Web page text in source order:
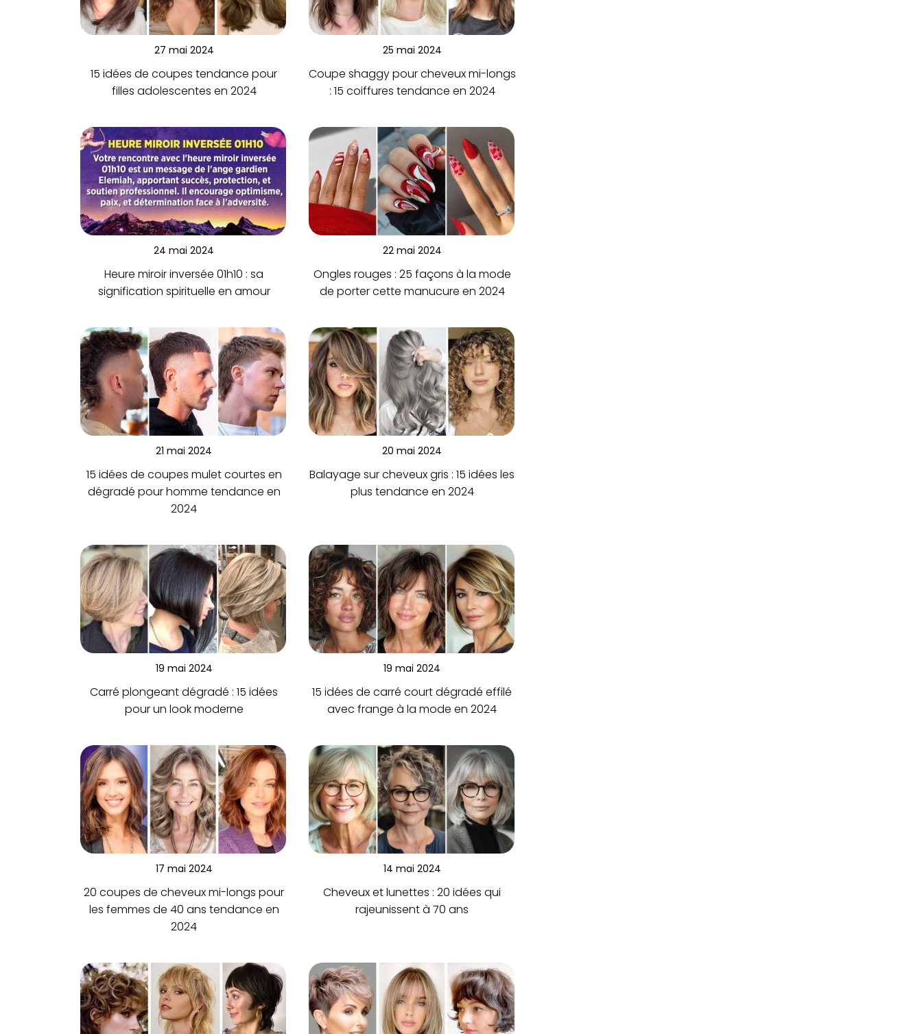
27 mai 2024
15 idées de coupes tendance pour
filles adolescentes en 2024
25 mai 2024
Coupe shaggy pour cheveux mi-longs
: 15 coiffures tendance en 2024
24 mai 2024
Heure miroir inversée 01h10 : sa
signification spirituelle en amour
22 mai 2024
Ongles rouges : 25 façons à la mode
de porter cette manucure en 2024
21 mai 2024
15 idées de coupes mulet courtes en
dégradé pour homme tendance en
2024
20 mai 2024
Balayage sur cheveux gris : 15 idées les
plus tendance en 2024
19 mai 2024
Carré plongeant dégradé : 15 idées
pour un look moderne
19 mai 2024
15 idées de carré court dégradé effilé
avec frange à la mode en 2024
17 mai 2024
20 coupes de cheveux mi-longs pour
les femmes de 40 ans tendance en
2024
14 mai 2024
Cheveux et lunettes : 20 idées qui
rajeunissent à 70 ans